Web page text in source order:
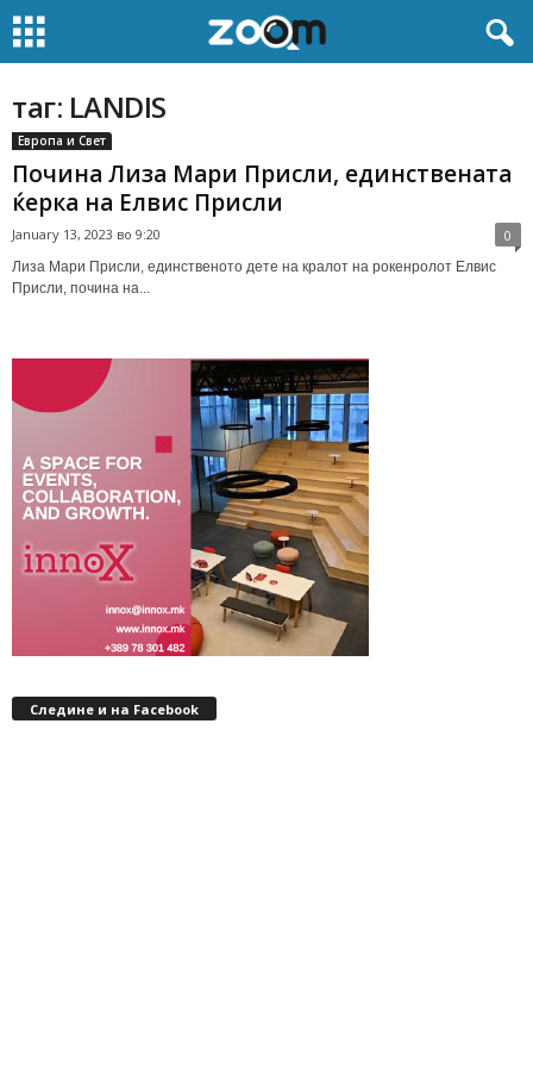
таг: LANDIS
Европа и Свет
Почина Лиза Мари Присли, единствената
ќерка на Елвис Присли
January 13, 2023 во 9:20 0
Лиза Мари Присли, единственото дете на кралот на рокенролот Елвис
Присли, почина на...
Следине и на Facebook